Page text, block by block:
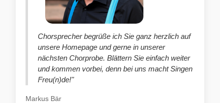
Chorsprecher begrüße ich Sie ganz herzlich auf
unsere Homepage und gerne in unserer
nächsten Chorprobe. Blättern Sie einfach weiter
und kommen vorbei, denn bei uns macht Singen
Freu(n)de!"
Markus Bär